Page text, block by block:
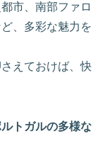
市、南部ファロ
、多彩な魅力を
えておけば、快
トガルの多様な